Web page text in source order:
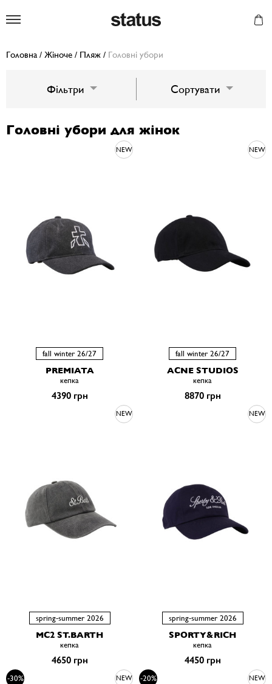
Головна / Жіноче / Пляж / Головні убори
Головні убори для жінок
NEW
fall winter 26/27
PREMIATA
кепка
4390 грн
NEW
fall winter 26/27
ACNE STUDIOS
кепка
8870 грн
NEW
spring-summer 2026
MC2 ST.BARTH
кепка
4650 грн
NEW
spring-summer 2026
SPORTY&RICH
кепка
4450 грн
-30% NEW -20% NEW
Фільтри Сортувати